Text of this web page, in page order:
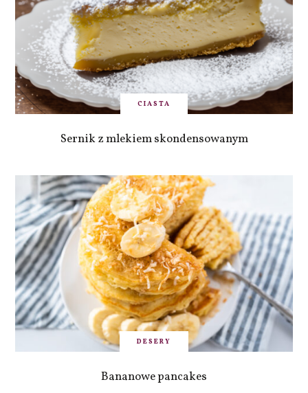
CIASTA
Sernik z mlekiem skondensowanym
DESERY
Bananowe pancakes